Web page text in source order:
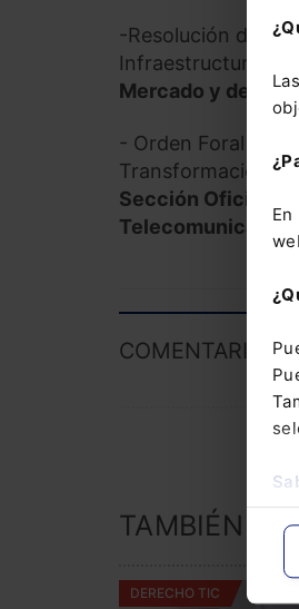
-Resolución de 16
Infraestructuras
Mercado y de
- Orden Foral
Transformación
Sección Oficina
COMENTARIOS
TAMBIÉN TE
DERECHO TIC